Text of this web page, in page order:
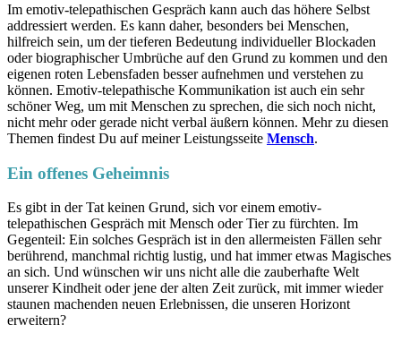
Im emotiv-telepathischen Gespräch kann auch das höhere Selbst
addressiert werden. Es kann daher, besonders bei Menschen,
hilfreich sein, um der tieferen Bedeutung individueller Blockaden
oder biographischer Umbrüche auf den Grund zu kommen und den
eigenen roten Lebensfaden besser aufnehmen und verstehen zu
können. Emotiv-telepathische Kommunikation ist auch ein sehr
schöner Weg, um mit Menschen zu sprechen, die sich noch nicht,
nicht mehr oder gerade nicht verbal äußern können. Mehr zu diesen
Themen findest Du auf meiner Leistungsseite Mensch.
Ein offenes Geheimnis
Es gibt in der Tat keinen Grund, sich vor einem emotiv-
telepathischen Gespräch mit Mensch oder Tier zu fürchten. Im
Gegenteil: Ein solches Gespräch ist in den allermeisten Fällen sehr
berührend, manchmal richtig lustig, und hat immer etwas Magisches
an sich. Und wünschen wir uns nicht alle die zauberhafte Welt
unserer Kindheit oder jene der alten Zeit zurück, mit immer wieder
staunen machenden neuen Erlebnissen, die unseren Horizont
erweitern?